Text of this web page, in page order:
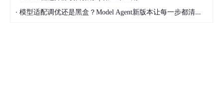
· 模型适配调优还是黑盒？Model Agent新版本让每一步都清晰可见